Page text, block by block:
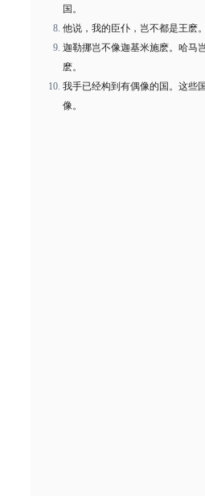
国。
他说，我的臣仆，岂不都是王麽。
迦勒挪岂不像迦基米施麽。哈马
麽。
我手已经构到有偶像的国。这些
像。